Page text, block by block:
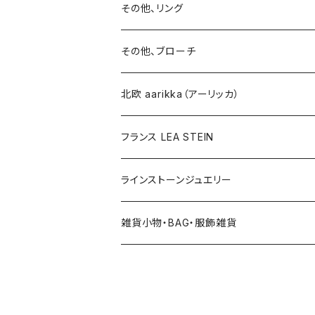
イヤリング
ブローチ
その他
ブローチ
ネックレス
その他、リング
その他、ブローチ
北欧 aarikka（アーリッカ）
フランス LEA STEIN
ラインストーンジュエリー
雑貨小物・BAG・服飾雑貨